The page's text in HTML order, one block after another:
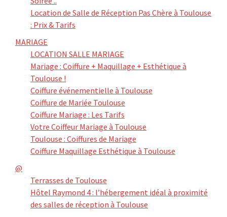
Location de Salle de Réception Pas Chère à Toulouse
: Prix & Tarifs
MARIAGE
LOCATION SALLE MARIAGE
Mariage : Coiffure + Maquillage + Esthétique à
Toulouse !
Coiffure événementielle à Toulouse
Coiffure de Mariée Toulouse
Coiffure Mariage : Les Tarifs
Votre Coiffeur Mariage à Toulouse
Toulouse : Coiffures de Mariage
Coiffure Maquillage Esthétique à Toulouse
@
Terrasses de Toulouse
Hôtel Raymond 4 : l’hébergement idéal à proximité
des salles de réception à Toulouse